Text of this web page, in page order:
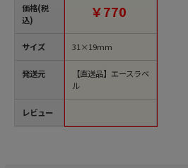
価格(税
込)
サイズ
発送元
レビュー
￥770
31×19mm
【直送品】エースラベ
ル